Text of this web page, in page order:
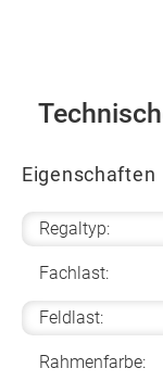
Eigenschaften
Regaltyp:
Fachlast:
Feldlast:
Rahmenfarbe: